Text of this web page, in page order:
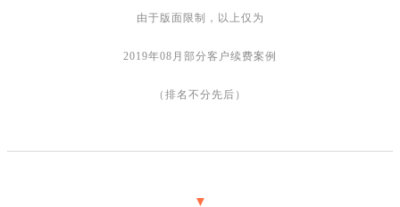
由于版面限制， 以上仅为
2019年08月 部分客户续费案例
（排名不分先后）
▼